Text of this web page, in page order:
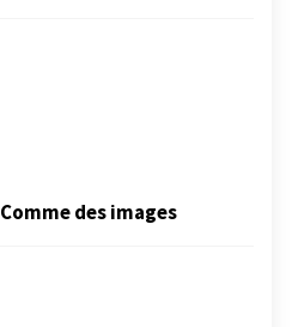
Comme des images